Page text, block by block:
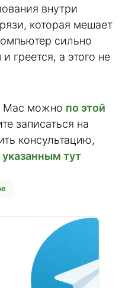
внутри
которая мешает
сильно
греется, а этого не
Mac можно по этой
записаться на
консультацию,
указанным тут